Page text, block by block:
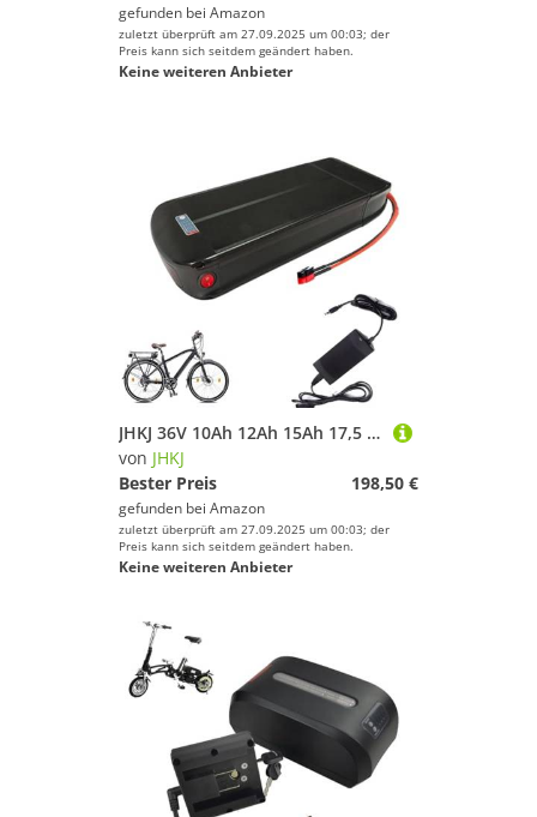
gefunden bei Amazon
zuletzt überprüft am 27.09.2025 um 00:03; der
Preis kann sich seitdem geändert haben.
Keine weiteren Anbieter
JHKJ 36V 10Ah 12Ah 15Ah 17,5 Ah Gepäckträger Ebike Lithium-Batterie 48V 10Ah 12Ah 14Ah Elektrische Fahrrad Batterien mit Ladegerät für Mountainbike Motor,Anderson,36V 10Ah
von JHKJ
Bester Preis
198,50 €
gefunden bei Amazon
zuletzt überprüft am 27.09.2025 um 00:03; der
Preis kann sich seitdem geändert haben.
Keine weiteren Anbieter